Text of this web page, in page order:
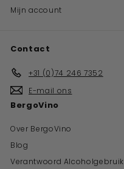
Mijn account
Contact
+31 (0)74 246 7352
E-mail ons
BergoVino
Over BergoVino
Blog
Verantwoord Alcoholgebruik